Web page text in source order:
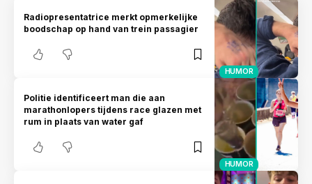
HUMOR
Radiopresentatrice merkt opmerkelijke
boodschap op hand van trein passagier
HUMOR
Politie identificeert man die aan
marathonlopers tijdens race glazen met
rum in plaats van water gaf